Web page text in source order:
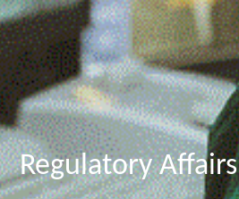
Regulatory Affairs